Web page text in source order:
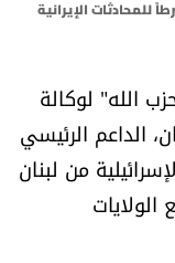
للمحادثات الإيرانية
الله" لوكالة
الداعم الرئيسي
من لبنان